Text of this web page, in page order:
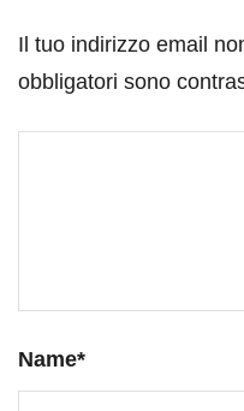
Il tuo indirizzo email
obbligatori sono
Name*